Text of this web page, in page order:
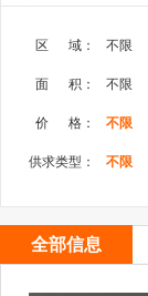
区 域： 不限
面 积： 不限
价 格： 不限
供求类型： 不限
全部信息